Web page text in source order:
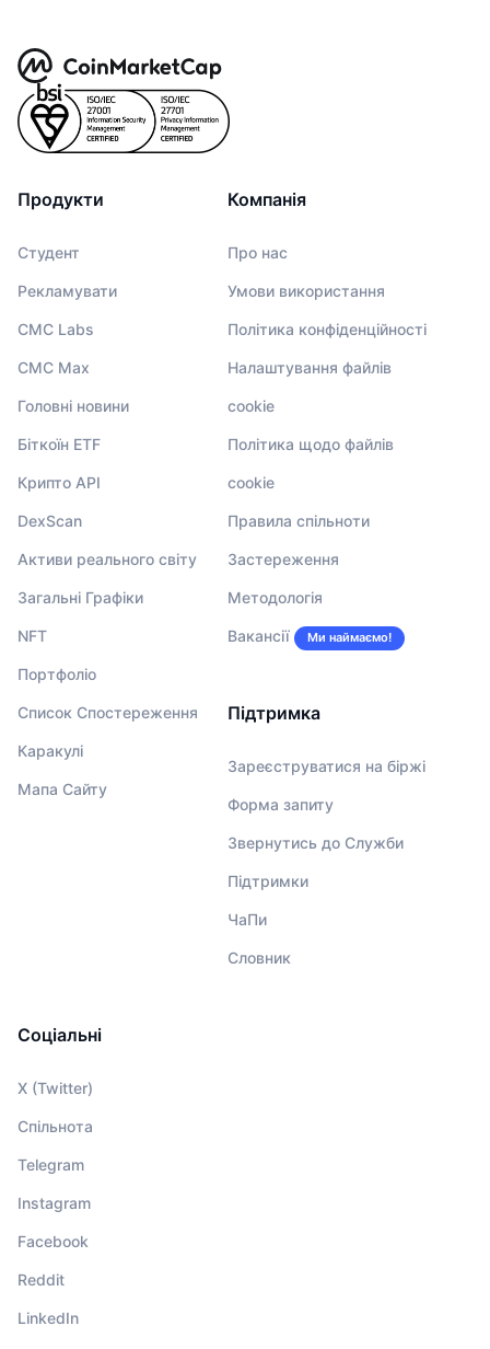
Продукти
Студент
Рекламувати
CMC Labs
CMC Max
Головні новини
Біткоїн ETF
Крипто API
DexScan
Активи реального світу
Загальні Графіки
NFT
Портфоліо
Список Спостереження
Каракулі
Мапа Сайту
Компанія
Про нас
Умови використання
Політика конфіденційності
Налаштування файлів
cookie
Політика щодо файлів
cookie
Правила спільноти
Застереження
Методологія
Вакансії Ми наймаємо!
Підтримка
Зареєструватися на біржі
Форма запиту
Звернутись до Служби
Підтримки
ЧаПи
Словник
Соціальні
X (Twitter)
Спільнота
Telegram
Instagram
Facebook
Reddit
LinkedIn